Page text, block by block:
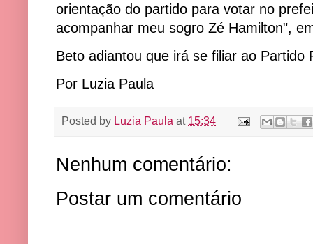
orientação do partido para votar no
acompanhar meu sogro Zé Hamilton",
Beto adiantou que irá se filiar ao Partido
Por Luzia Paula
Posted by Luzia Paula at 15:34
Nenhum comentário:
Postar um comentário